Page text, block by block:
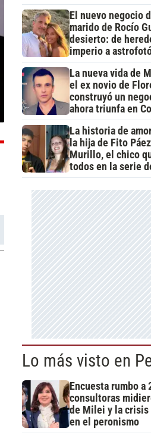
El nuevo negocio
marido de Rocío
desierto: de
imperio a
La nueva vida de
el ex novio de
construyó un
ahora triunfa en
La historia de
la hija de Fito
Murillo, el chico
todos en la serie
Lo más visto en
Encuesta rumbo a
consultoras
de Milei y la crisis
en el peronismo